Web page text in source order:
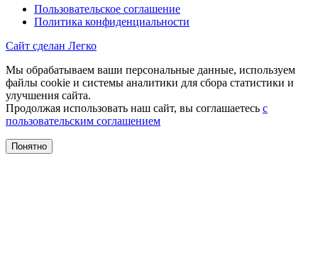
Пользовательское соглашение
Политика конфиденциальности
Сайт сделан Легко
Мы обрабатываем ваши персональные данные, используем
файлы cookie и системы аналитики для сбора статистики и
улучшения сайта.
Продолжая использовать наш сайт, вы соглашаетесь с
пользовательским соглашением
Понятно